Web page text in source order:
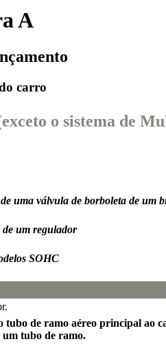
A
carro
o sistema de
uma válvula de borboleta de um
de um regulador
SOHC
tubo de ramo aéreo principal ao
tubo de ramo.